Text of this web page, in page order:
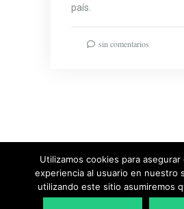
país.
sin comentarios
Diseñado & Desarrollado por
Utilizamos cookies para
experiencia al usuario en nuestro
utilizando este sitio asumiremos